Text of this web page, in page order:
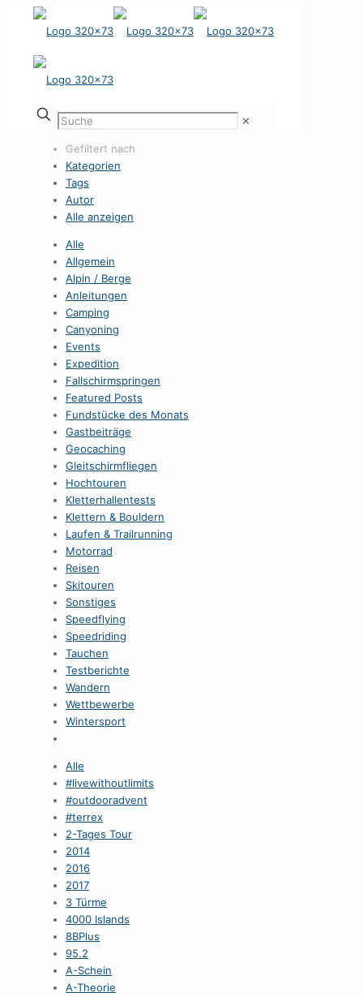
✕
Gefiltert nach
Kategorien
Tags
Autor
Alle anzeigen
Alle
Allgemein
Alpin / Berge
Anleitungen
Camping
Canyoning
Events
Expedition
Fallschirmspringen
Featured Posts
Fundstücke des Monats
Gastbeiträge
Geocaching
Gleitschirmfliegen
Hochtouren
Kletterhallentests
Klettern & Bouldern
Laufen & Trailrunning
Motorrad
Reisen
Skitouren
Sonstiges
Speedflying
Speedriding
Tauchen
Testberichte
Wandern
Wettbewerbe
Wintersport
Alle
#livewithoutlimits
#outdooradvent
#terrex
2-Tages Tour
2014
2016
2017
3 Türme
4000 Islands
8BPlus
95.2
A-Schein
A-Theorie